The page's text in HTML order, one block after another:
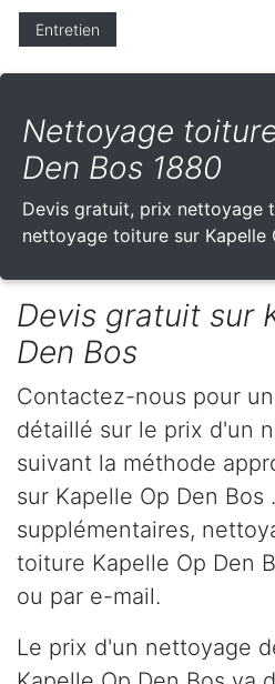
Entretien
Nettoyage
Den Bos 1880
Devis gratuit, prix nettoyage
nettoyage toiture sur Kapelle
Devis gratuit sur
Den Bos
Contactez-nous pour
détaillé sur le prix d'un
suivant la méthode
sur Kapelle Op Den Bos
supplémentaires,
toiture Kapelle Op Den
ou par e-mail.
Le prix d'un nettoyage